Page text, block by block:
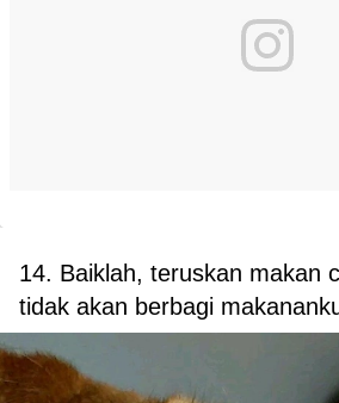
14. Baiklah, teruskan makan
tidak akan berbagi